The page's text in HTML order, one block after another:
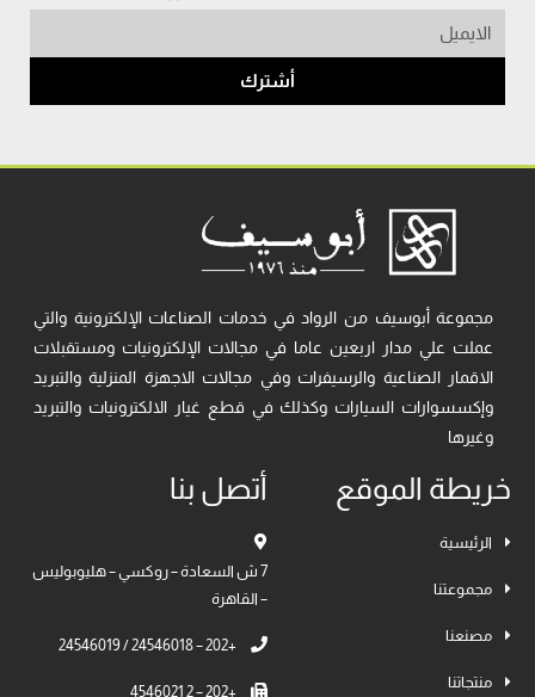
أشترك
مجموعة أبوسيف من الرواد في خدمات الصناعات الإلكترونية والتي
عملت علي مدار اربعين عاما في مجالات الإلكترونيات ومستقبلات
الاقمار الصناعية والرسيفرات وفي مجالات الاجهزة المنزلية والتبريد
وإكسسوارات السيارات وكذلك في قطع غيار الالكترونيات والتبريد
وغيرها
خريطة الموقع
الرئيسية
مجموعتنا
مصنعنا
منتجاتنا
أتصل بنا
7 ش السعادة – روكسي – هليوبوليس
– القاهرة
+202 – 24546018 / 24546019
+202 – 2 4546021